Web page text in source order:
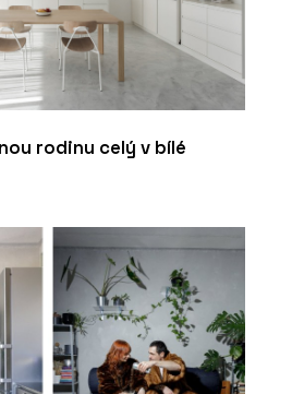
rodinu celý v bílé